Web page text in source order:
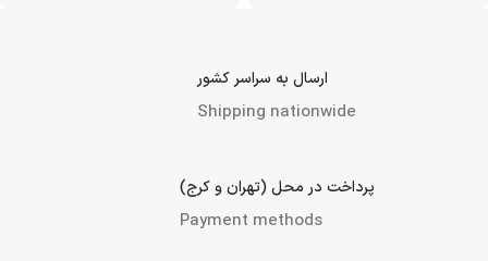
ارسال به سراسر کشور
Shipping nationwide
پرداخت در محل (تهران و کرج)
Payment methods